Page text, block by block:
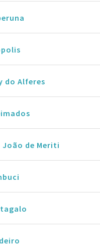
do Alferes
João de Meriti